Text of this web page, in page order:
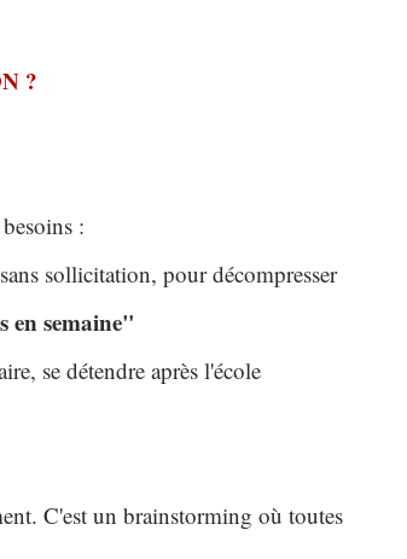
?
:
sollicitation, pour décompresser
en semaine"
se détendre après l'école
C'est un brainstorming où toutes